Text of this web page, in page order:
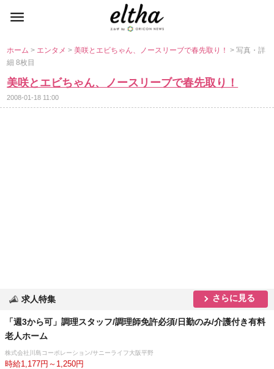
ホーム> エンタメ>美咲とエビちゃん、ノースリーブで春先取り！> 写真・詳
細 8枚目
美咲とエビちゃん、ノースリーブで春先取り！
2008-01-18 11:00
求人特集 さらに見る
「週3から可」調理スタッフ/調理師免許必須/日勤のみ/介護付き有料
老人ホーム
株式会社川島コーポレーション/サニーライフ大阪平野
時給1,177円～1,250円